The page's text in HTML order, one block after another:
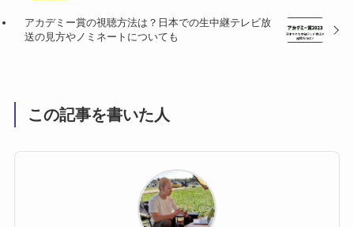
アカデミー賞の視聴方法は？日本での生中継テレビ放
送の見方やノミネートについても
この記事を書いた人